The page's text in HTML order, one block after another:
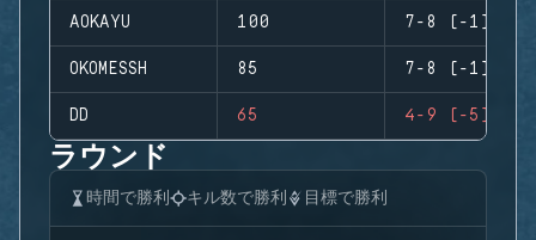
AOKAYU 100 7-8 (-1)
OKOMESSH 85 7-8 (-1)
DD 65 4-9 (-5)
ラウンド
時間で勝利 キル数で勝利 目標で勝利